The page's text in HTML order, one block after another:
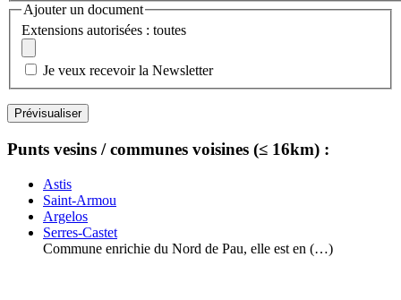
Ajouter un document
Extensions autorisées : toutes
Je veux recevoir la Newsletter
Punts vesins / communes voisines (≤ 16km) :
Astis
Saint-Armou
Argelos
Serres-Castet
Commune enrichie du Nord de Pau, elle est en (…)